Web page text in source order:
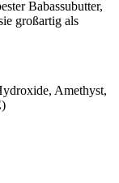
Babassubutter,
großartig als
Amethyst,